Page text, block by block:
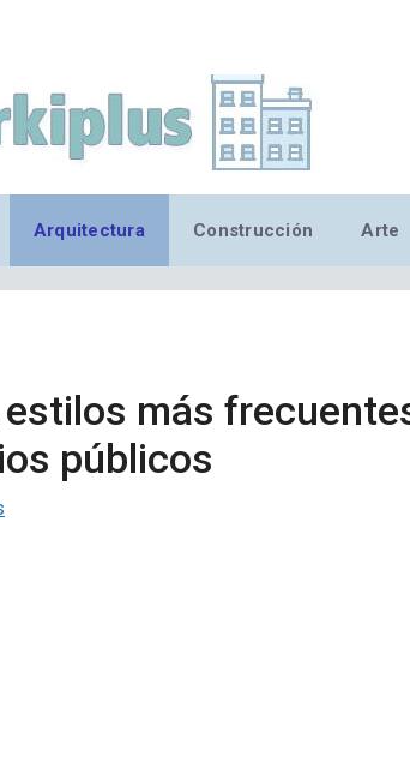
Arquitectura Construcción Arte
estilos más
públicos